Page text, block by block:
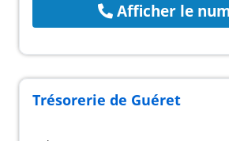
Afficher le
Trésorerie de Guéret